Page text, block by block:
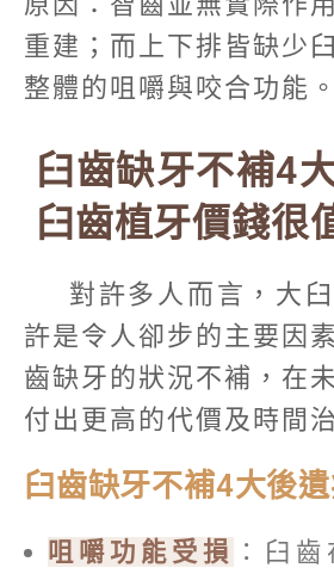
重建；而上下排皆缺少
整體的咀嚼與咬合功能。
臼齒缺牙不補4
臼齒植牙價錢很
對許多人而言，大
許是令人卻步的主要因
齒缺牙的狀況不補，在
付出更高的代價及時間
臼齒缺牙不補4大後
咀嚼功能受損 ：臼